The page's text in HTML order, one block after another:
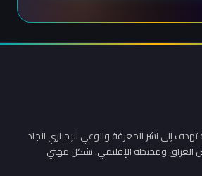
إلى نشر المعرفة والوعي الإخباري الجاد
ومحيطه الإقليمي، بشكل مهني